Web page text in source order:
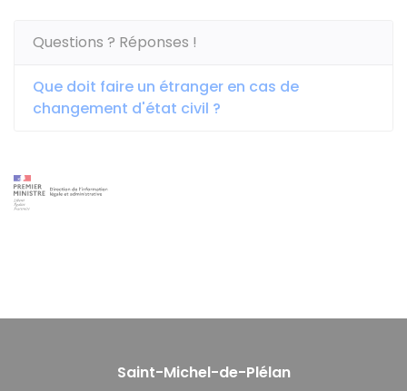
Questions ? Réponses !
Que doit faire un étranger en cas de
changement d'état civil ?
Saint-Michel-de-Plélan